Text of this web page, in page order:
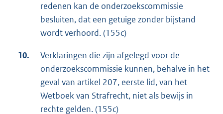
redenen kan de onderzoekscommissie
besluiten, dat een getuige zonder bijstand
wordt verhoord. (155c)
10.
Verklaringen die zijn afgelegd voor de
onderzoekscommissie kunnen, behalve in het
geval van artikel 207, eerste lid, van het
Wetboek van Strafrecht, niet als bewijs in
rechte gelden. (155c)